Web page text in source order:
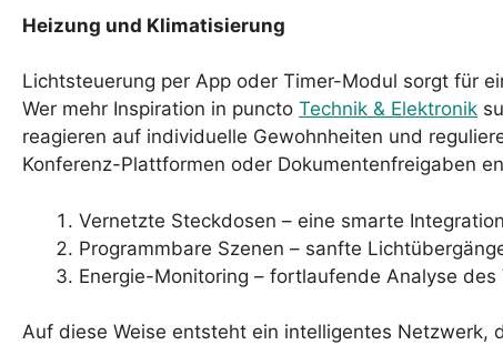
Heizung und Klimatisierung
Lichtsteuerung per App oder Timer-Modul sorgt für
Wer mehr Inspiration in puncto Technik & Elektronik
reagieren auf individuelle Gewohnheiten und
Konferenz-Plattformen oder Dokumentenfreigaben
Vernetzte Steckdosen – eine smarte
Programmbare Szenen – sanfte
Energie-Monitoring – fortlaufende Analyse
Auf diese Weise entsteht ein intelligentes Netzwerk,